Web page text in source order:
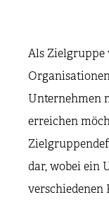
Als
Unternehmen
erreichen
dar, wobei ein